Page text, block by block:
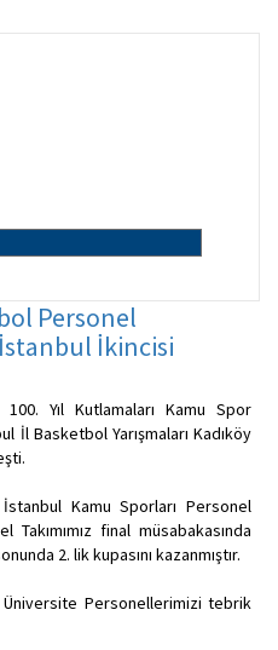
Personel
İstanbul İkincisi
100. Yıl Kutlamaları Kamu Spor
İl Basketbol Yarışmaları Kadıköy
Kamu Sporları Personel
Takımımız final müsabakasında
2. lik kupasını kazanmıştır.
Personellerimizi tebrik